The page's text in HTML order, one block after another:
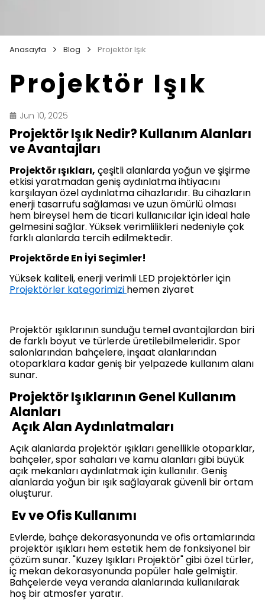
Anasayfa Blog Projektör Işık
Projektör Işık
Jun 10, 2025
Projektör Işık Nedir? Kullanım Alanları
ve Avantajları
Projektör ışıkları, çeşitli alanlarda yoğun ve şişirme
etkisi yaratmadan geniş aydınlatma ihtiyacını
karşılayan özel aydınlatma cihazlarıdır. Bu cihazların
enerji tasarrufu sağlaması ve uzun ömürlü olması
hem bireysel hem de ticari kullanıcılar için ideal hale
gelmesini sağlar. Yüksek verimlilikleri nedeniyle çok
farklı alanlarda tercih edilmektedir.
Projektörde En İyi Seçimler!
Yüksek kaliteli, enerji verimli LED projektörler için
Projektörler kategorimizi hemen ziyaret
Projektör ışıklarının sunduğu temel avantajlardan biri
de farklı boyut ve türlerde üretilebilmeleridir. Spor
salonlarından bahçelere, inşaat alanlarından
otoparklara kadar geniş bir yelpazede kullanım alanı
sunar.
Projektör Işıklarının Genel Kullanım
Alanları
Açık Alan Aydınlatmaları
Açık alanlarda projektör ışıkları genellikle otoparklar,
bahçeler, spor sahaları ve kamu alanları gibi büyük
açık mekanları aydınlatmak için kullanılır. Geniş
alanlarda yoğun bir ışık sağlayarak güvenli bir ortam
oluşturur.
Ev ve Ofis Kullanımı
Evlerde, bahçe dekorasyonunda ve ofis ortamlarında
projektör ışıkları hem estetik hem de fonksiyonel bir
çözüm sunar. "Kuzey Işıkları Projektör" gibi özel türler,
iç mekan dekorasyonunda popüler hale gelmiştir.
Bahçelerde veya veranda alanlarında kullanılarak
hoş bir atmosfer yaratır.